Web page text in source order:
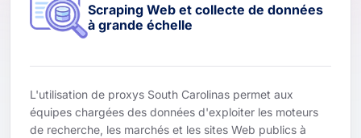
Scraping Web et collecte de données
à grande échelle
L'utilisation de proxys South Carolinas permet aux
équipes chargées des données d'exploiter les moteurs
de recherche, les marchés et les sites Web publics à